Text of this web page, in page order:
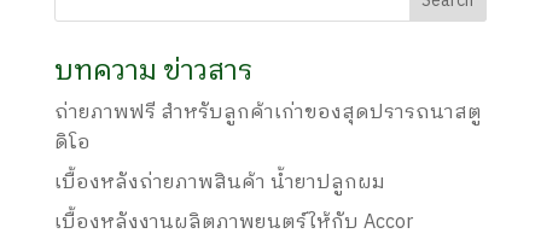
บทความ ข่าวสาร
ถ่ายภาพฟรี สำหรับลูกค้าเก่าของสุดปรารถนาสตู
ดิโอ
เบื้องหลังถ่ายภาพสินค้า น้ำยาปลูกผม
เบื้องหลังงานผลิตภาพยนตร์ให้กับ Accor